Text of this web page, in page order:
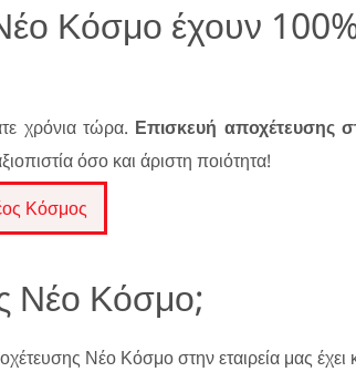
Κόσμο έχουν
χρόνια τώρα. Επισκευή αποχέτευσης
όσο και άριστη ποιότητα!
Κόσμος
Νέο Κόσμο;
Νέο Κόσμο στην εταιρεία μας έχει